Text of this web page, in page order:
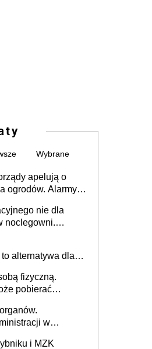
Wybrane
apelują o
ogrodów. Alarmy w
nie dla
noclegowni.
alternatywa dla
fizyczną.
pobierać
w
i MZK